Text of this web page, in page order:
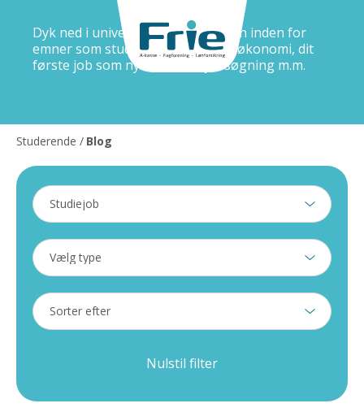
Dyk ned i universet og få god viden inden for
emner som studievalg, studiejob, økonomi, dit
første job som nyuddannet, jobsøgning m.m.
Studerende / Blog
Nulstil filter